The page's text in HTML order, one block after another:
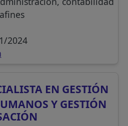
2024
EN GESTIÓN
Y GESTIÓN